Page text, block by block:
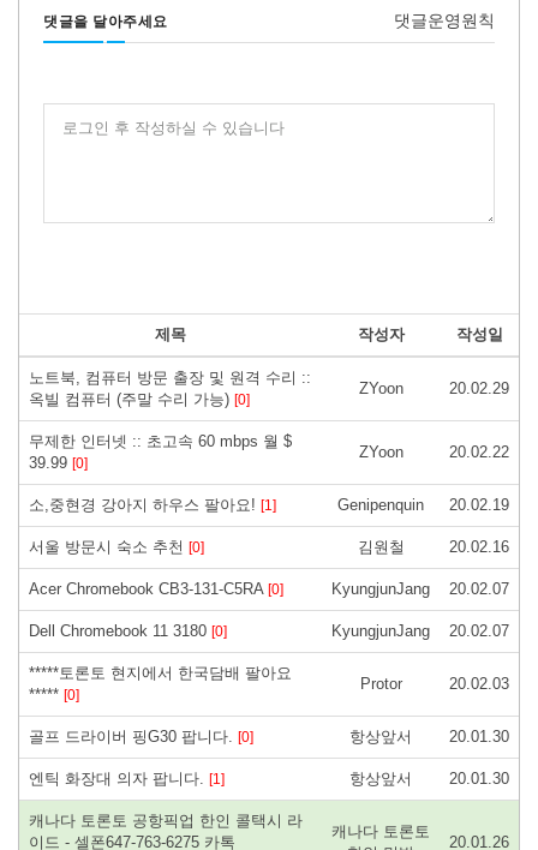
댓글을 달아주세요 댓글운영원칙
로그인 후 작성하실 수 있습니다
제목 작성자 작성일
노트북, 컴퓨터 방문 출장 및 원격 수리 ::
옥빌 컴퓨터 (주말 수리 가능) [0]
ZYoon 20.02.29
무제한 인터넷 :: 초고속 60 mbps 월 $
39.99 [0]
ZYoon 20.02.22
소,중현경 강아지 하우스 팔아요! [1] Genipenquin 20.02.19
서울 방문시 숙소 추천 [0] 김원철 20.02.16
Acer Chromebook CB3-131-C5RA [0] KyungjunJang 20.02.07
Dell Chromebook 11 3180 [0] KyungjunJang 20.02.07
*****토론토 현지에서 한국담배 팔아요
***** [0]
Protor 20.02.03
골프 드라이버 핑G30 팝니다. [0] 항상앞서 20.01.30
엔틱 화장대 의자 팝니다. [1] 항상앞서 20.01.30
캐나다 토론토 공항픽업 한인 콜택시 라
이드 - 셀폰647-763-6275 카톡
캐나다 토론토
20.01.26